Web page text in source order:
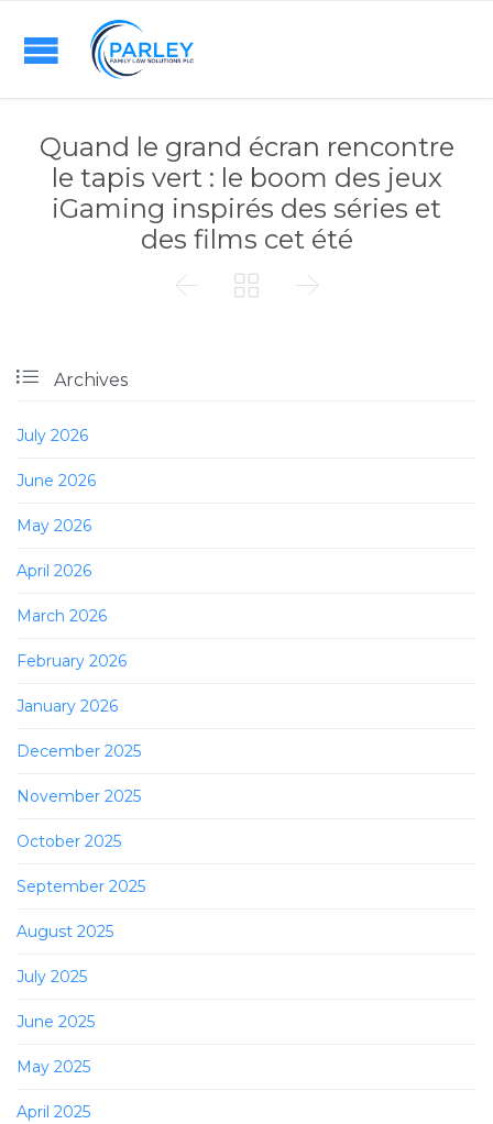
Quand le grand écran rencontre
le tapis vert : le boom des jeux
iGaming inspirés des séries et
des films cet été
  
 Archives
July 2026
June 2026
May 2026
April 2026
March 2026
February 2026
January 2026
December 2025
November 2025
October 2025
September 2025
August 2025
July 2025
June 2025
May 2025
April 2025